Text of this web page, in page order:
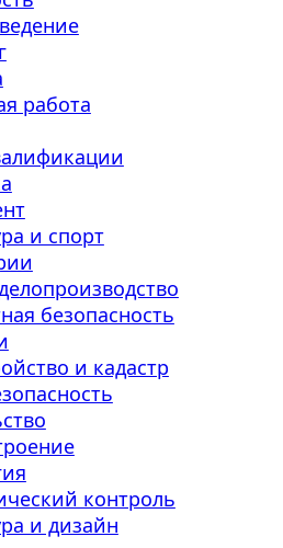
работа
и спорт
безопасность
и кадастр
контроль
и дизайн